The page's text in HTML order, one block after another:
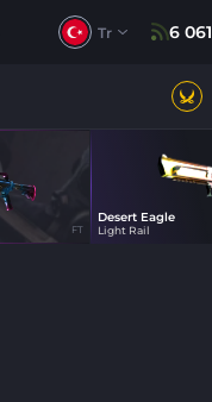
Tr 6 061
FT
Desert Eagle
Light Rail